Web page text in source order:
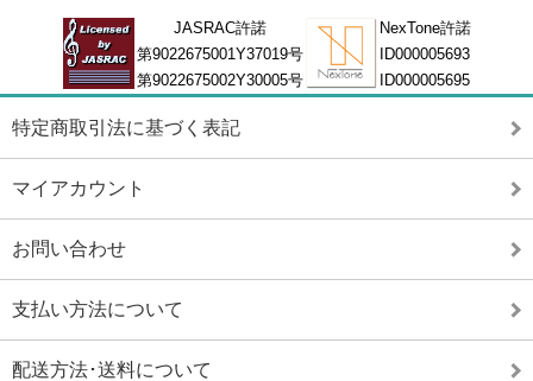
JASRAC許諾
第9022675001Y37019号
第9022675002Y30005号
NexTone許諾
ID000005693
ID000005695
特定商取引法に基づく表記
マイアカウント
お問い合わせ
支払い方法について
配送方法･送料について